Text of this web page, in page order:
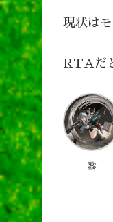
現状は
RTAだ
黎